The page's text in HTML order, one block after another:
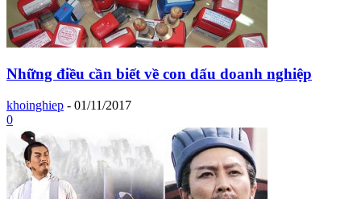
Những điều cần biết về con dấu doanh nghiệp
khoinghiep - 01/11/2017
0